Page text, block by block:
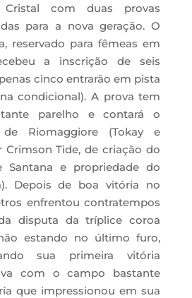
com duas provas
para a nova geração. O
reservado para fêmeas em
a inscrição de seis
cinco entrarão em pista
condicional). A prova tem
parelho e contará o
de Riomaggiore (Tokay e
Crimson Tide, de criação do
Santana e propriedade do
Depois de boa vitória no
enfrentou contratempos
disputa da tríplice coroa
estando no último furo,
sua primeira vitória
com o campo bastante
que impressionou em sua